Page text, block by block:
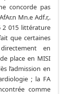
concorde pas
Mn.e Adf.r,.
2 015 littérature
que certaines
en
place en MISI
l’admission en
; la FA
comme